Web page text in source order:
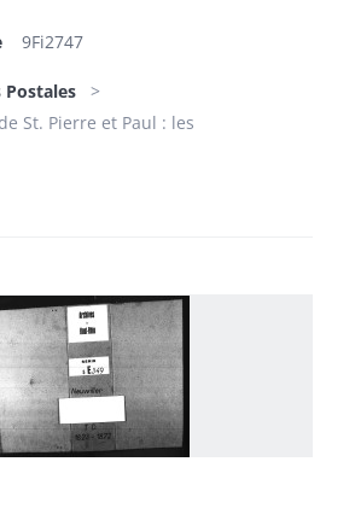
9Fi2747
Postales
St. Pierre et Paul : les